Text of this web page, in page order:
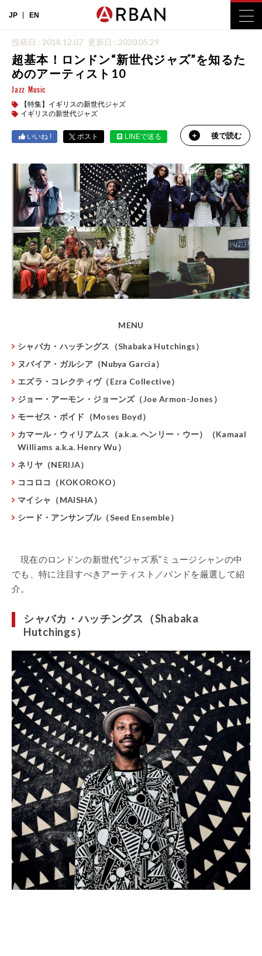
JP EN
投稿日 : 2018.12.07 更新日 : 2020.05.29
超基本！ロンドン“新世代ジャズ”を知るた
めのアーティスト10
Jazz Music
【特集】イギリスの新世代ジャズ
イギリスの新世代ジャズ
いいね ! ポスト LINEで送る 後で読む
MENU
シャバカ・ハッチングス（Shabaka Hutchings）
ヌバイア・ガルシア（Nubya Garcia）
エズラ・コレクティヴ（Ezra Collective）
ジョー・アーモン・ジョーンズ（Joe Armon-Jones）
モーゼス・ボイド（Moses Boyd）
カマール・ウィリアムス（a.k.a. ヘンリー・ウー）（Kamaal
Williams a.k.a. Henry Wu）
ネリヤ（NERIJA）
ココロコ（KOKOROKO）
マイシャ（MAISHA）
シード・アンサンブル（Seed Ensemble）
現在のロンドンの新世代“ジャズ系”ミュージシャンの中
でも、特に注目すべきアーティスト／バンドを厳選して紹
介。
シャバカ・ハッチングス（Shabaka
Hutchings）